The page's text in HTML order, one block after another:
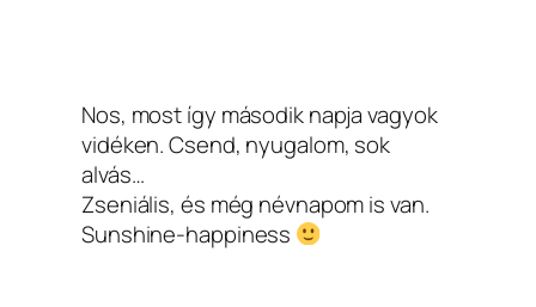
Nos, most így második napja vagyok
vidéken. Csend, nyugalom, sok
alvás…
Zseniális, és még névnapom is van.
Sunshine-happiness